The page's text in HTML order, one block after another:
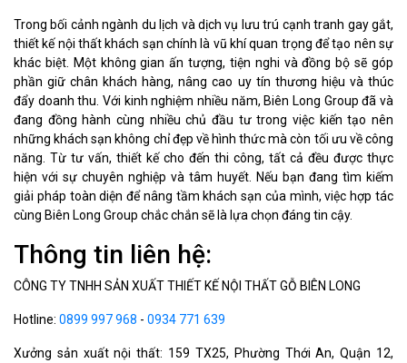
Trong bối cảnh ngành du lịch và dịch vụ lưu trú cạnh tranh gay gắt,
thiết kế nội thất khách sạn chính là vũ khí quan trọng để tạo nên sự
khác biệt. Một không gian ấn tượng, tiện nghi và đồng bộ sẽ góp
phần giữ chân khách hàng, nâng cao uy tín thương hiệu và thúc
đẩy doanh thu. Với kinh nghiệm nhiều năm, Biên Long Group đã và
đang đồng hành cùng nhiều chủ đầu tư trong việc kiến tạo nên
những khách sạn không chỉ đẹp về hình thức mà còn tối ưu về công
năng. Từ tư vấn, thiết kế cho đến thi công, tất cả đều được thực
hiện với sự chuyên nghiệp và tâm huyết. Nếu bạn đang tìm kiếm
giải pháp toàn diện để nâng tầm khách sạn của mình, việc hợp tác
cùng Biên Long Group chắc chắn sẽ là lựa chọn đáng tin cậy.
Thông tin liên hệ:
CÔNG TY TNHH SẢN XUẤT THIẾT KẾ NỘI THẤT GỖ BIÊN LONG
Hotline: 0899 997 968 - 0934 771 639
Xưởng sản xuất nội thất: 159 TX25, Phường Thới An, Quận 12,